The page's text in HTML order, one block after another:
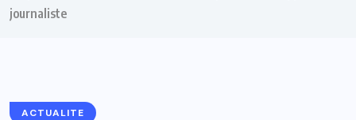
journaliste
ACTUALITE